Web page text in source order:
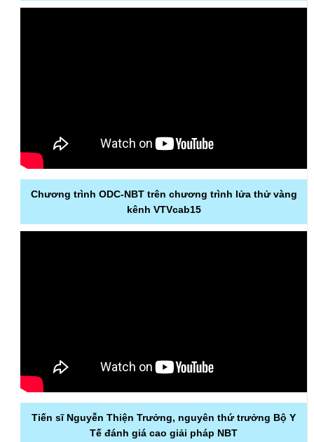
Chương trình ODC-NBT trên chương trình lửa thử vàng
kênh VTVcab15
Tiến sĩ Nguyễn Thiện Trưởng, nguyên thứ trưởng Bộ Y
Tế đánh giá cao giải pháp NBT